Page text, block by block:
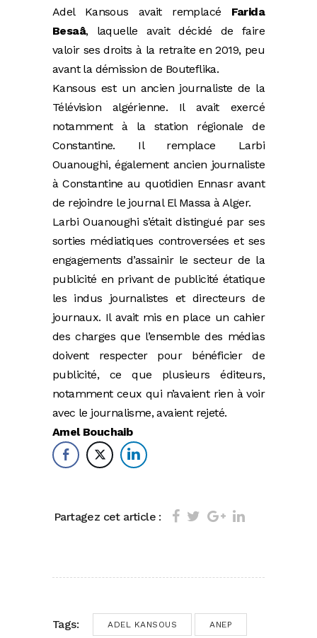
Adel Kansous avait remplacé Farida
Besaâ, laquelle avait décidé de faire
valoir ses droits à la retraite en 2019, peu
avant la démission de Bouteflika.
Kansous est un ancien journaliste de la
Télévision algérienne. Il avait exercé
notamment à la station régionale de
Constantine. Il remplace Larbi
Ouanoughi, également ancien journaliste
à Constantine au quotidien Ennasr avant
de rejoindre le journal El Massa à Alger.
Larbi Ouanoughi s’était distingué par ses
sorties médiatiques controversées et ses
engagements d’assainir le secteur de la
publicité en privant de publicité étatique
les indus journalistes et directeurs de
journaux. Il avait mis en place un cahier
des charges que l’ensemble des médias
doivent respecter pour bénéficier de
publicité, ce que plusieurs éditeurs,
notamment ceux qui n’avaient rien à voir
avec le journalisme, avaient rejeté.
Amel Bouchaib
Partagez cet article :
Tags: ADEL KANSOUS ANEP